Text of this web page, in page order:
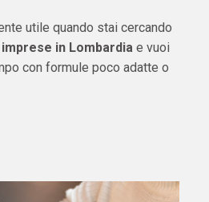
utile quando stai cercando
in Lombardiae vuoi
con formule poco adatte o